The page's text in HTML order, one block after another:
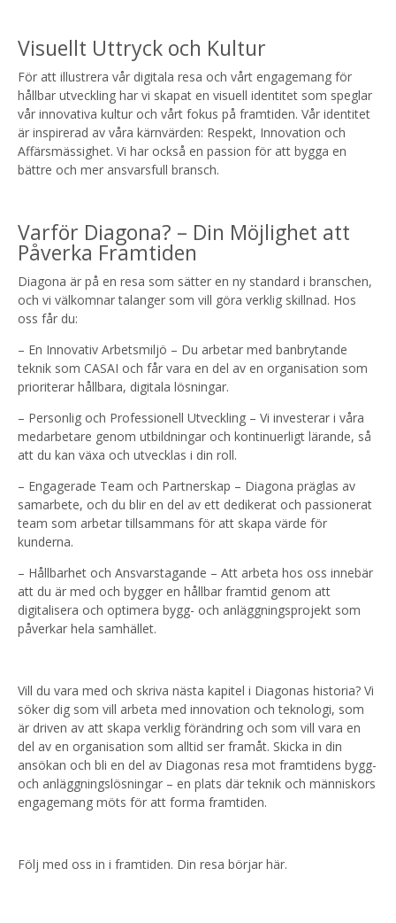
Visuellt Uttryck och Kultur
För att illustrera vår digitala resa och vårt engagemang för
hållbar utveckling har vi skapat en visuell identitet som speglar
vår innovativa kultur och vårt fokus på framtiden. Vår identitet
är inspirerad av våra kärnvärden: Respekt, Innovation och
Affärsmässighet. Vi har också en passion för att bygga en
bättre och mer ansvarsfull bransch.
Varför Diagona? – Din Möjlighet att
Påverka Framtiden
Diagona är på en resa som sätter en ny standard i branschen,
och vi välkomnar talanger som vill göra verklig skillnad. Hos
oss får du:
– En Innovativ Arbetsmiljö – Du arbetar med banbrytande
teknik som CASAI och får vara en del av en organisation som
prioriterar hållbara, digitala lösningar.
– Personlig och Professionell Utveckling – Vi investerar i våra
medarbetare genom utbildningar och kontinuerligt lärande, så
att du kan växa och utvecklas i din roll.
– Engagerade Team och Partnerskap – Diagona präglas av
samarbete, och du blir en del av ett dedikerat och passionerat
team som arbetar tillsammans för att skapa värde för
kunderna.
– Hållbarhet och Ansvarstagande – Att arbeta hos oss innebär
att du är med och bygger en hållbar framtid genom att
digitalisera och optimera bygg- och anläggningsprojekt som
påverkar hela samhället.
Vill du vara med och skriva nästa kapitel i Diagonas historia? Vi
söker dig som vill arbeta med innovation och teknologi, som
är driven av att skapa verklig förändring och som vill vara en
del av en organisation som alltid ser framåt. Skicka in din
ansökan och bli en del av Diagonas resa mot framtidens bygg-
och anläggningslösningar – en plats där teknik och människors
engagemang möts för att forma framtiden.
Följ med oss in i framtiden. Din resa börjar här.